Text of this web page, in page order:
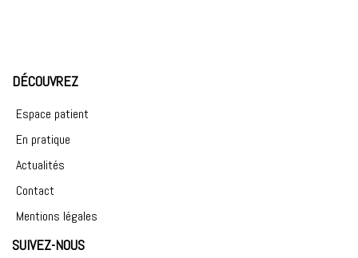
DÉCOUVREZ
Espace patient
En pratique
Actualités
Contact
Mentions légales
SUIVEZ-NOUS